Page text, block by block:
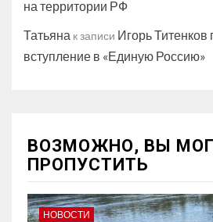
на территории РФ
Татьяна к записи Игорь
вступление в «Единую Россию»
ВОЗМОЖНО, ВЫ
ПРОПУСТИТЬ
НОВОСТИ